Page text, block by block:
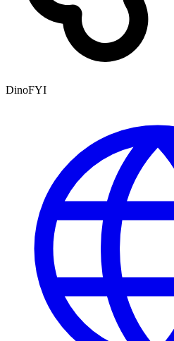
DinoFYI